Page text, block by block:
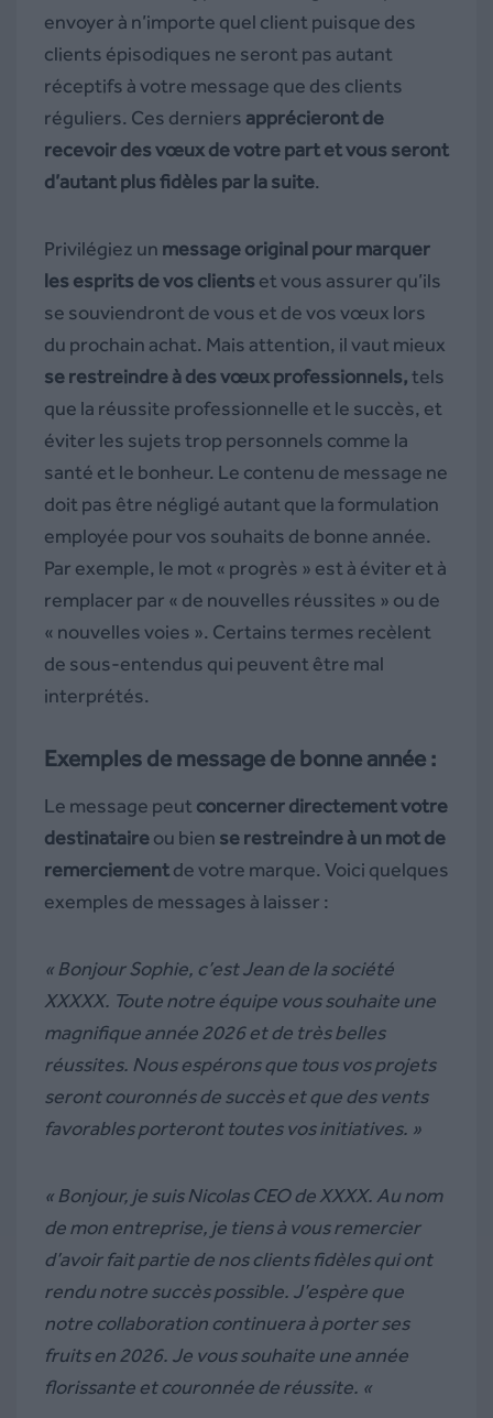
envoyer à n’importe quel client puisque des
clients épisodiques ne seront pas autant
réceptifs à votre message que des clients
réguliers. Ces derniers apprécieront de
recevoir des vœux de votre part et vous seront
d’autant plus fidèles par la suite.
Privilégiez un message original pour marquer
les esprits de vos clientset vous assurer qu’ils
se souviendront de vous et de vos vœux lors
du prochain achat. Mais attention, il vaut mieux
se restreindre à des vœux professionnels,tels
que la réussite professionnelle et le succès, et
éviter les sujets trop personnels comme la
santé et le bonheur. Le contenu de message ne
doit pas être négligé autant que la formulation
employée pour vos souhaits de bonne année.
Par exemple, le mot « progrès » est à éviter et à
remplacer par « de nouvelles réussites » ou de
« nouvelles voies ». Certains termes recèlent
de sous-entendus qui peuvent être mal
interprétés.
Exemples de message de bonne année :
Le message peut concerner directement votre
destinataireou bien se restreindre à un mot de
remerciementde votre marque. Voici quelques
exemples de messages à laisser :
« Bonjour Sophie, c’est Jean de la société
XXXXX. Toute notre équipe vous souhaite une
magnifique année 2026 et de très belles
réussites. Nous espérons que tous vos projets
seront couronnés de succès et que des vents
favorables porteront toutes vos initiatives. »
« Bonjour, je suis Nicolas CEO de XXXX. Au nom
de mon entreprise, je tiens à vous remercier
d’avoir fait partie de nos clients fidèles qui ont
rendu notre succès possible. J’espère que
notre collaboration continuera à porter ses
fruits en 2026. Je vous souhaite une année
florissante et couronnée de réussite. «